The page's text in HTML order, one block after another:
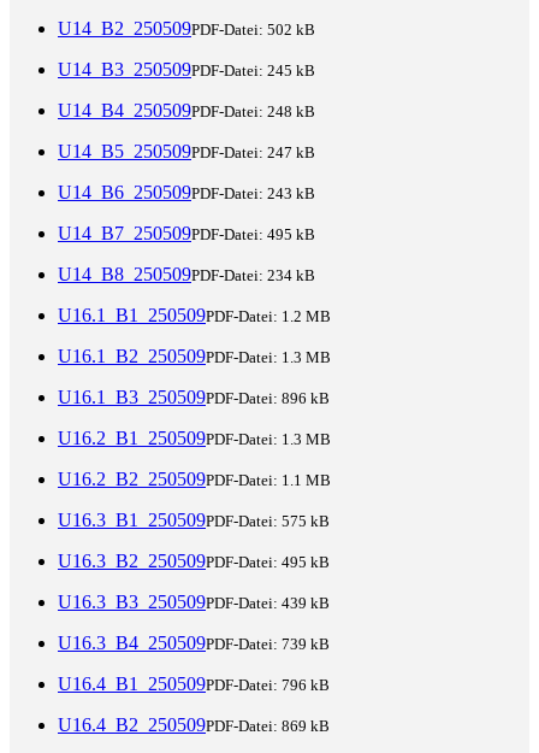
U14_B2_250509PDF-Datei: 502 kB
U14_B3_250509PDF-Datei: 245 kB
U14_B4_250509PDF-Datei: 248 kB
U14_B5_250509PDF-Datei: 247 kB
U14_B6_250509PDF-Datei: 243 kB
U14_B7_250509PDF-Datei: 495 kB
U14_B8_250509PDF-Datei: 234 kB
U16.1_B1_250509PDF-Datei: 1.2 MB
U16.1_B2_250509PDF-Datei: 1.3 MB
U16.1_B3_250509PDF-Datei: 896 kB
U16.2_B1_250509PDF-Datei: 1.3 MB
U16.2_B2_250509PDF-Datei: 1.1 MB
U16.3_B1_250509PDF-Datei: 575 kB
U16.3_B2_250509PDF-Datei: 495 kB
U16.3_B3_250509PDF-Datei: 439 kB
U16.3_B4_250509PDF-Datei: 739 kB
U16.4_B1_250509PDF-Datei: 796 kB
U16.4_B2_250509PDF-Datei: 869 kB